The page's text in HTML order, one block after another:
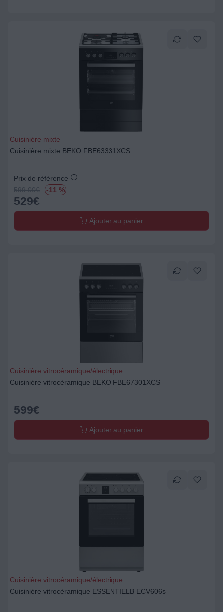
Cuisinière mixte
Cuisinière mixte BEKO FBE63331XCS
Prix de référence
599.00€ -11 %
529€
Ajouter au panier
Cuisinière vitrocéramique/électrique
Cuisinière vitrocéramique BEKO FBE67301XCS
599€
Ajouter au panier
Cuisinière vitrocéramique/électrique
Cuisinière vitrocéramique ESSENTIELB ECV606s